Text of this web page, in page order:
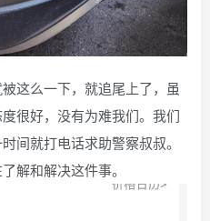
这么一下，就追尾上了，虽
很好，没有为难我们。我们
间就打电话求助警察叔叔。
解和解决这件事。